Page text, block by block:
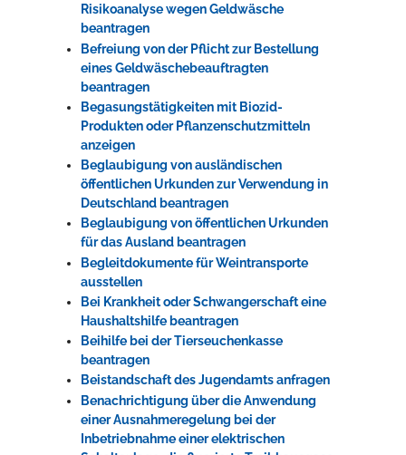
Risikoanalyse wegen Geldwäsche
beantragen
Befreiung von der Pflicht zur Bestellung
eines Geldwäschebeauftragten
beantragen
Begasungstätigkeiten mit Biozid-
Produkten oder Pflanzenschutzmitteln
anzeigen
Beglaubigung von ausländischen
öffentlichen Urkunden zur Verwendung in
Deutschland beantragen
Beglaubigung von öffentlichen Urkunden
für das Ausland beantragen
Begleitdokumente für Weintransporte
ausstellen
Bei Krankheit oder Schwangerschaft eine
Haushaltshilfe beantragen
Beihilfe bei der Tierseuchenkasse
beantragen
Beistandschaft des Jugendamts anfragen
Benachrichtigung über die Anwendung
einer Ausnahmeregelung bei der
Inbetriebnahme einer elektrischen